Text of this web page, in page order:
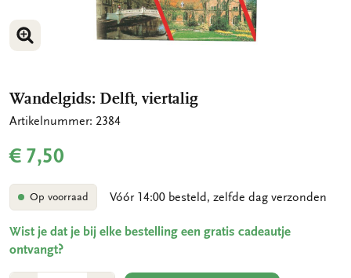
VERGROOT AFBEELDING
Wandelgids: Delft, viertalig
Artikelnummer: 2384
€ 7,50
Op voorraad Vóór 14:00 besteld, zelfde dag verzonden
Wist je dat je bij elke bestelling een gratis cadeautje
ontvangt?